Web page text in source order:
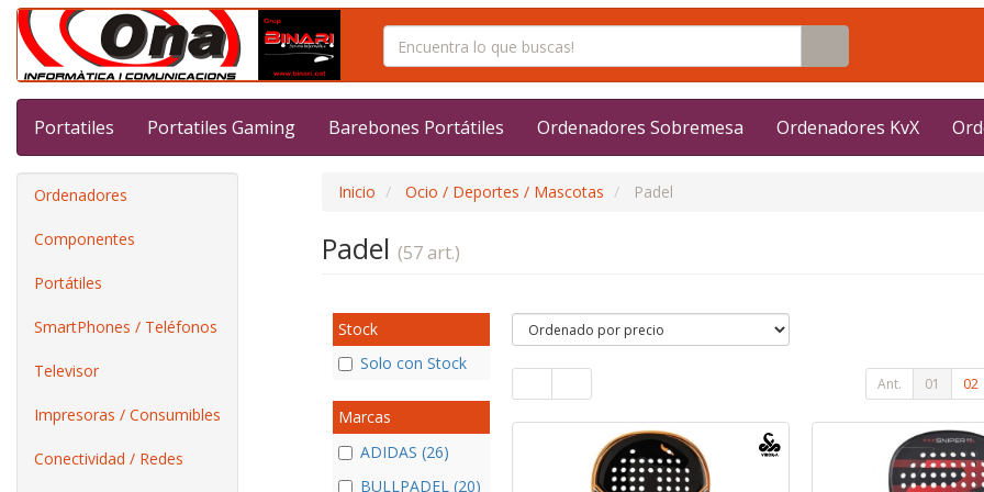
Portatiles Portatiles Gaming Barebones Portátiles Ordenadores Sobremesa Ordenadores KvX
Ordenadores
Componentes
Portátiles
SmartPhones / Teléfonos
Televisor
Impresoras / Consumibles
Conectividad / Redes
Inicio Ocio / Deportes / Mascotas Padel
Padel (57 art.)
Stock
Solo con Stock
Marcas
ADIDAS (26)
BULLPADEL (20)
Ant. 01 02